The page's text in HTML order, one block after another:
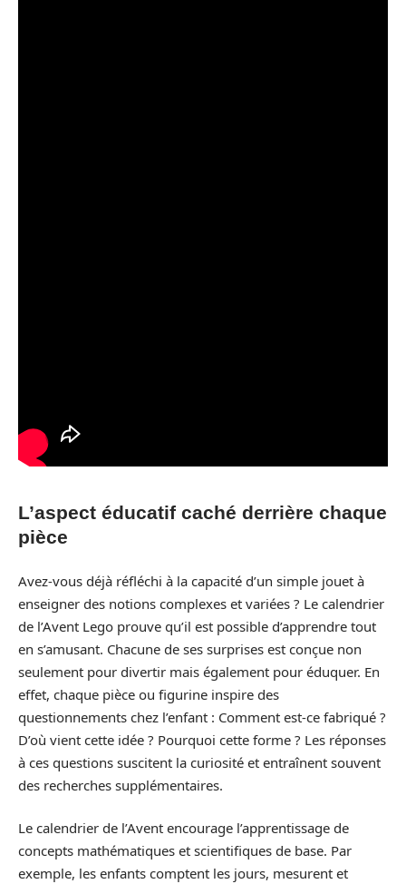
L’aspect éducatif caché derrière chaque
pièce
Avez-vous déjà réfléchi à la capacité d’un simple jouet à
enseigner des notions complexes et variées ? Le calendrier
de l’Avent Lego prouve qu’il est possible d’apprendre tout
en s’amusant. Chacune de ses surprises est conçue non
seulement pour divertir mais également pour éduquer. En
effet, chaque pièce ou figurine inspire des
questionnements chez l’enfant : Comment est-ce fabriqué ?
D’où vient cette idée ? Pourquoi cette forme ? Les réponses
à ces questions suscitent la curiosité et entraînent souvent
des recherches supplémentaires.
Le calendrier de l’Avent encourage l’apprentissage de
concepts mathématiques et scientifiques de base. Par
exemple, les enfants comptent les jours, mesurent et